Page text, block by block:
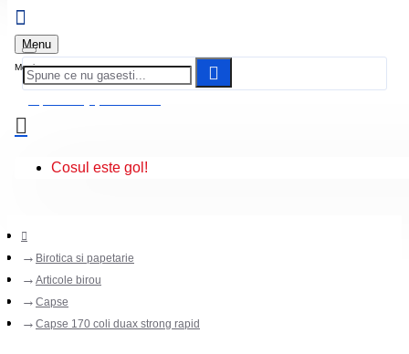
Menu
Cosul este gol!
Birotica si papetarie
Articole birou
Capse
Capse 170 coli duax strong rapid